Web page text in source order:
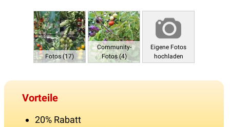
Fotos (17)
Community-
Fotos (4)
Eigene Fotos
hochladen
Vorteile
20% Rabatt